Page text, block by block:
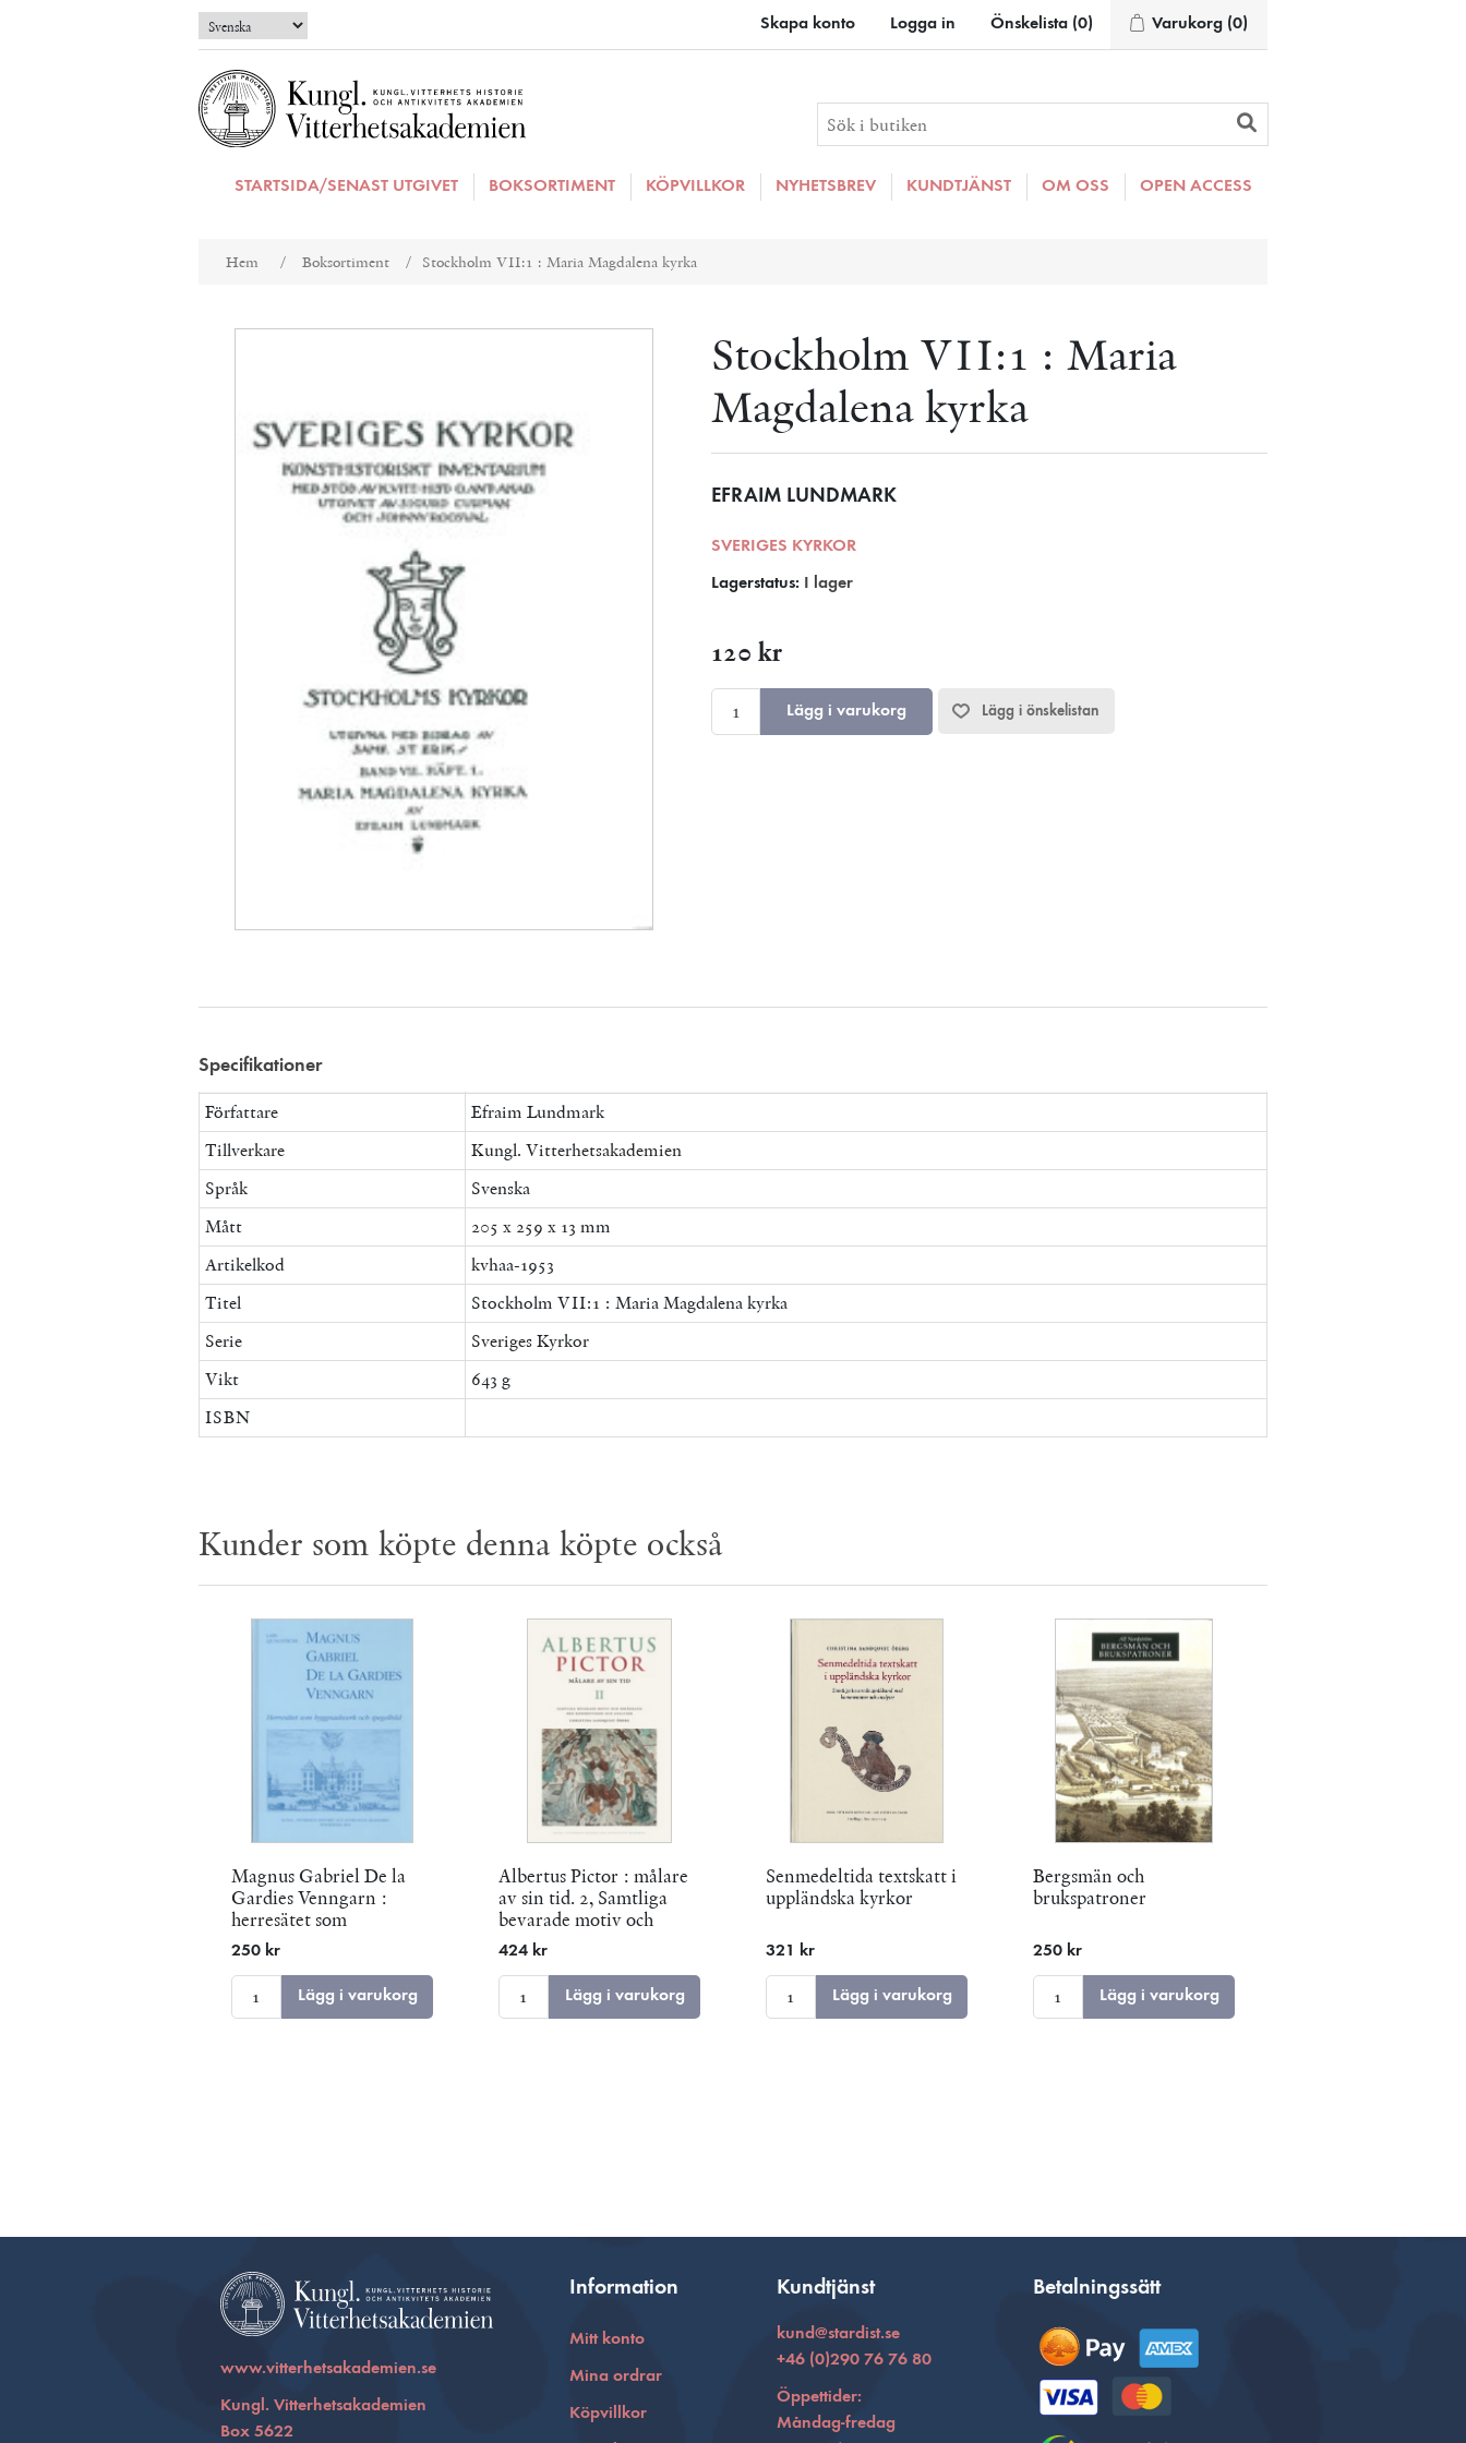
Skapa konto Logga in Önskelista (0) Varukorg (0)
STARTSIDA/SENAST UTGIVET BOKSORTIMENT KÖPVILLKOR NYHETSBREV KUNDTJÄNST OM OSS OPEN ACCESS
Hem / Boksortiment / Stockholm VII:1 : Maria Magdalena kyrka
Stockholm VII:1 : Maria
Magdalena kyrka
EFRAIM LUNDMARK
SVERIGES KYRKOR
Lagerstatus: I lager
120 kr
Lägg i varukorg Lägg i önskelistan
Specifikationer
Författare
Efraim Lundmark
Tillverkare
Kungl. Vitterhetsakademien
Språk
Svenska
Mått
205 x 259 x 13 mm
Artikelkod
kvhaa-1953
Titel
Stockholm VII:1 : Maria Magdalena kyrka
Serie
Sveriges Kyrkor
Vikt
643 g
ISBN
Kunder som köpte denna köpte också
Magnus Gabriel De la
Gardies Venngarn :
herresätet som
byggnadsverk och
spegelbild
250 kr
Lägg i varukorg
Albertus Pictor : målare
av sin tid. 2, Samtliga
bevarade motiv och
språkband med
kommentarer och
analyser
424 kr
Lägg i varukorg
Senmedeltida textskatt i
uppländska kyrkor
321 kr
Lägg i varukorg
Bergsmän och
brukspatroner
250 kr
Lägg i varukorg
www.vitterhetsakademien.se
Kungl. Vitterhetsakademien
Box 5622
Information
Mitt konto
Mina ordrar
Köpvillkor
Kundtjänst
kund@stardist.se
+46 (0)290 76 76 80
Öppettider:
Måndag-fredag
Betalningssätt